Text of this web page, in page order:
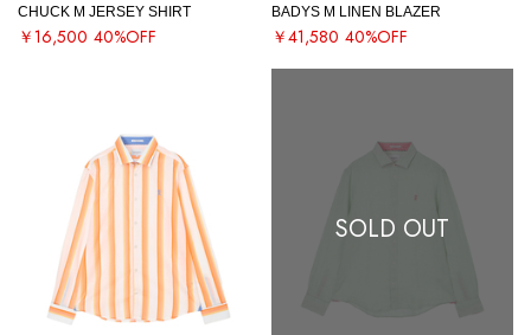
CHUCK M JERSEY SHIRT
￥16,500 40%OFF
BADYS M LINEN BLAZER
￥41,580 40%OFF
SOLD OUT